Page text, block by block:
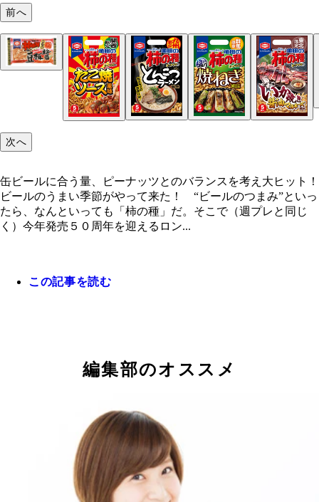
わさび柿の種（２０００年） 信州限定で発売さ
柿の種キムチ（２００１年） ピリ辛が人気の「
種」。わさびに続く期間限定品はやっぱりキムチ
柿の種コチュジャン（２００２年） キムチの次
限定商品として発売されたのは、甘辛コチュジャン
柿の種豆板醤（２００３年） 次はコチュジャン
味が強い豆板醤。「辛い」が期間限定品の“売り”
たこ焼ソース風味（関西限定） 関西といえば、
味。本家に比べると辛味は少なめになっている
の味をかなり感じると評判。ビールのおつまみに
風味が残る。インパクトのあるお土産品
定番、いかと柿の種の味がダブルで楽しめると人
勝ちの種ＴＯＲＡＮＩＫＩバージョン（２０１６
前へ
次へ
缶ビールに合う量、ピーナッツとのバランスを考え大ヒット！
ビールのうまい季節がやって来た！ “ビールのつまみ”といっ
たら、なんといっても「柿の種」だ。そこで（週プレと同じ
く）今年発売５０周年を迎えるロン...
この記事を読む
編集部のオススメ